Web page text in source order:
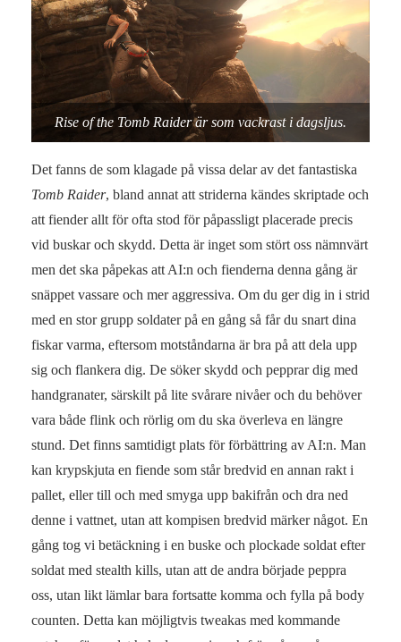
Rise of the Tomb Raider är som vackrast i dagsljus.
Det fanns de som klagade på vissa delar av det fantastiska
Tomb Raider, bland annat att striderna kändes skriptade och
att fiender allt för ofta stod för påpassligt placerade precis
vid buskar och skydd. Detta är inget som stört oss nämnvärt
men det ska påpekas att AI:n och fienderna denna gång är
snäppet vassare och mer aggressiva. Om du ger dig in i strid
med en stor grupp soldater på en gång så får du snart dina
fiskar varma, eftersom motståndarna är bra på att dela upp
sig och flankera dig. De söker skydd och pepprar dig med
handgranater, särskilt på lite svårare nivåer och du behöver
vara både flink och rörlig om du ska överleva en längre
stund. Det finns samtidigt plats för förbättring av AI:n. Man
kan krypskjuta en fiende som står bredvid en annan rakt i
pallet, eller till och med smyga upp bakifrån och dra ned
denne i vattnet, utan att kompisen bredvid märker något. En
gång tog vi betäckning i en buske och plockade soldat efter
soldat med stealth kills, utan att de andra började peppra
oss, utan likt lämlar bara fortsatte komma och fylla på body
counten. Detta kan möjligtvis tweakas med kommande